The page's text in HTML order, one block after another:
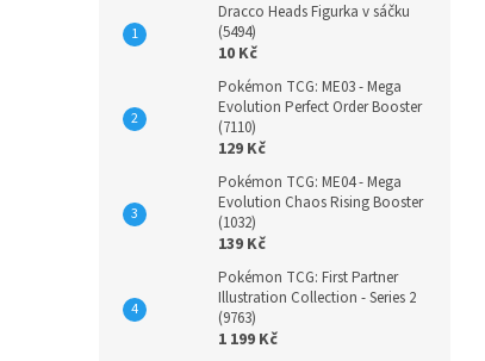
Dracco Heads Figurka v sáčku
(5494)
10 Kč
Pokémon TCG: ME03 - Mega
Evolution Perfect Order Booster
(7110)
129 Kč
Pokémon TCG: ME04 - Mega
Evolution Chaos Rising Booster
(1032)
139 Kč
Pokémon TCG: First Partner
Illustration Collection - Series 2
(9763)
1 199 Kč